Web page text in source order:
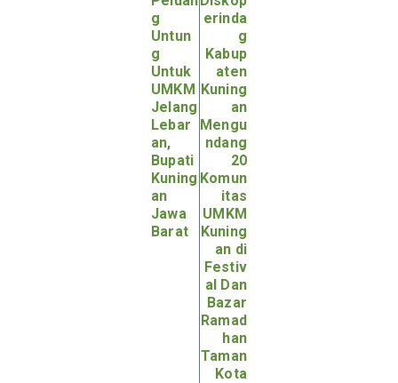
g
Untun
g
Untuk
UMKM
Jelang
Lebar
an,
Bupati
Kuning
an
Jawa
Barat
erinda
g
Kabup
aten
Kuning
an
Mengu
ndang
20
Komun
itas
UMKM
Kuning
an di
Festiv
al Dan
Bazar
Ramad
han
Taman
Kota